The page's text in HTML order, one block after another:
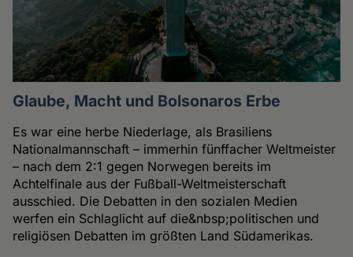
Glaube, Macht und Bolsonaros Erbe
Es war eine herbe Niederlage, als Brasiliens
Nationalmannschaft – immerhin fünffacher Weltmeister
– nach dem 2:1 gegen Norwegen bereits im
Achtelfinale aus der Fußball-Weltmeisterschaft
ausschied. Die Debatten in den sozialen Medien
werfen ein Schlaglicht auf die&nbsp;politischen und
religiösen Debatten im größten Land Südamerikas.